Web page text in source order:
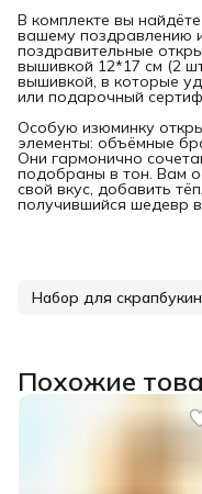
В комплекте вы
вашему поздравлению
поздравительные
вышивкой 12*17 см (2
вышивкой, в которые
или подарочный
Особую изюминку
элементы: объёмные
Они гармонично
подобраны в тон. Вам
свой вкус, добавить
получившийся шедевр
Набор для
Похожие